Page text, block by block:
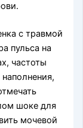
с травмой
пульса на
частоты
шоке для
мо­чевой